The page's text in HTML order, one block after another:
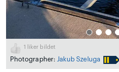
1 liker bildet
Photographer: Jakub Szeluga